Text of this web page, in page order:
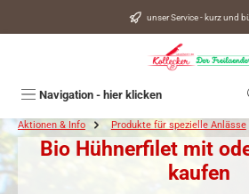
unser Service - kurz und
Navigation - hier klicken
Aktionen & Info Produkte für spezielle Anlässe
Bio Hühnerfilet mit
kaufen